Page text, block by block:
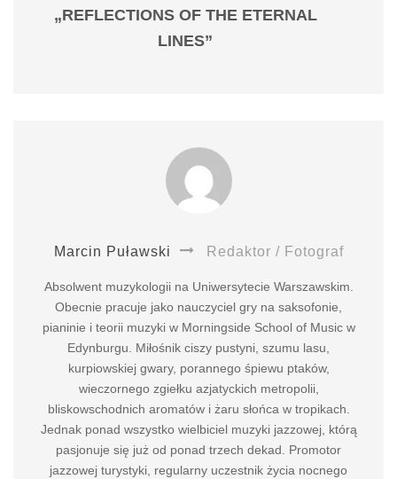
„REFLECTIONS OF THE ETERNAL
LINES”
Marcin Puławski Redaktor / Fotograf
Absolwent muzykologii na Uniwersytecie Warszawskim.
Obecnie pracuje jako nauczyciel gry na saksofonie,
pianinie i teorii muzyki w Morningside School of Music w
Edynburgu. Miłośnik ciszy pustyni, szumu lasu,
kurpiowskiej gwary, porannego śpiewu ptaków,
wieczornego zgiełku azjatyckich metropolii,
bliskowschodnich aromatów i żaru słońca w tropikach.
Jednak ponad wszystko wielbiciel muzyki jazzowej, którą
pasjonuje się już od ponad trzech dekad. Promotor
jazzowej turystyki, regularny uczestnik życia nocnego